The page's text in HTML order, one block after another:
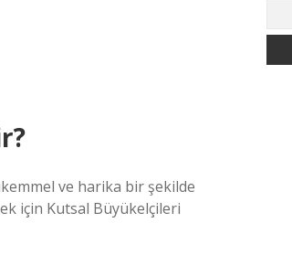
ve harika bir şekilde
için Kutsal Büyükelçileri